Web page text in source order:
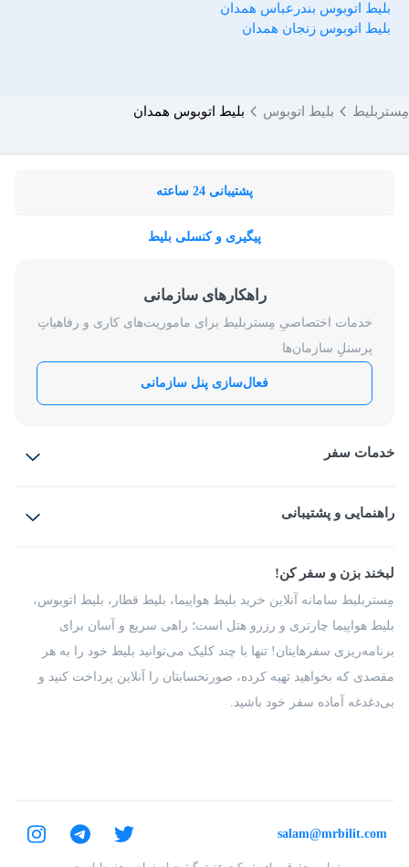
بلیط اتوبوس بندرعباس همدان
بلیط اتوبوس زنجان همدان
مِستربلیط بلیط اتوبوس بلیط اتوبوس همدان
پشتیبانی 24 ساعته
پیگیری و کنسلی بلیط
راهکارهای سازمانی
خدمات اختصاصیِ مِستربلیط برای ماموریت‌های کاری و رفاهیاتِ
پرسنلِ سازمان‌ها
فعال‌سازی پنل سازمانی
خدمات سفر
بلیط قطار
راهنمایی و پشتیبانی
شرایط و مقررات
راهکار سازمانی
فرصت‌های شغلی
درباره ما
لبخند بزن و سفر کن!
مِستربلیط سامانه آنلاین خرید بلیط هواپیما، بلیط قطار، بلیط اتوبوس،
بلیط هواپیما چارتری و رزرو هتل است؛ راهی سریع و آسان برای
برنامه‌ریزی سفرهایتان! تنها با چند کلیک می‌توانید بلیط خود را به هر
مقصدی که بخواهید تهیه کرده، صورتحسابتان را آنلاین پرداخت کنید و
بی‌دغدغه آماده سفر خود باشید.
salam@mrbilit.com